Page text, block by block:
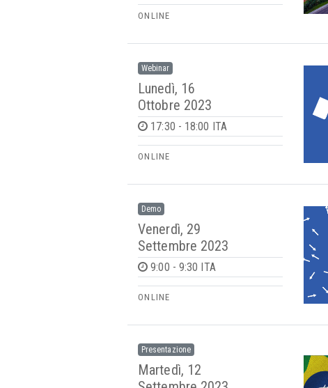
ONLINE
Webinar
Lunedì, 16
Ottobre 2023
17:30 - 18:00 ITA
ONLINE
Demo
Venerdì, 29
Settembre 2023
9:00 - 9:30 ITA
ONLINE
Presentazione
Martedì, 12